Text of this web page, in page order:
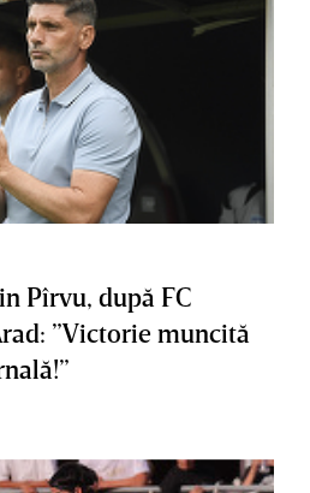
Pîrvu, după FC
”Victorie muncită